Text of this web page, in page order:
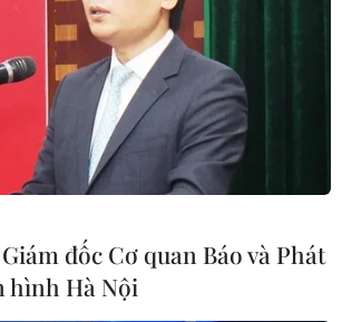
đốc Cơ quan Báo và Phát
hình Hà Nội